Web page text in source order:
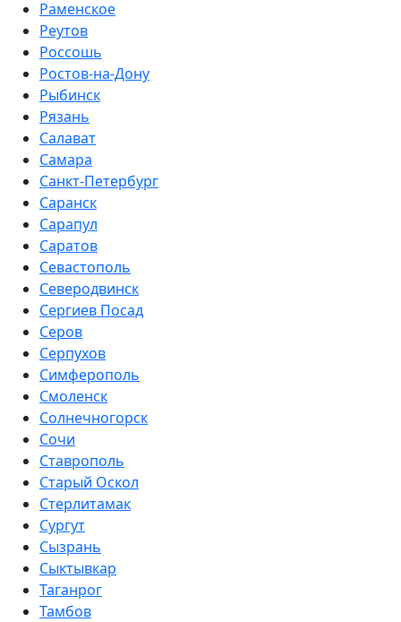
Раменское
Реутов
Россошь
Ростов-на-Дону
Рыбинск
Рязань
Салават
Самара
Санкт-Петербург
Саранск
Сарапул
Саратов
Севастополь
Северодвинск
Сергиев Посад
Серов
Серпухов
Симферополь
Смоленск
Солнечногорск
Сочи
Ставрополь
Старый Оскол
Стерлитамак
Сургут
Сызрань
Сыктывкар
Таганрог
Тамбов